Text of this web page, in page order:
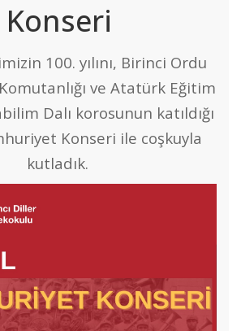
Konseri
100. yılını, Birinci Ordu
ve Atatürk Eğitim
Dalı korosunun katıldığı
Konseri ile coşkuyla
kutladık.